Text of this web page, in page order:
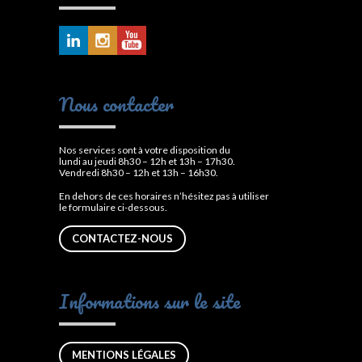
Nous contacter
Nos services sont à votre disposition du
lundi au jeudi 8h30 – 12h et 13h – 17h30.
Vendredi 8h30 – 12h et 13h – 16h30.
En dehors de ces horaires n’hésitez pas à utiliser
le formulaire ci-dessous.
CONTACTEZ-NOUS
Informations sur le site
MENTIONS LÉGALES